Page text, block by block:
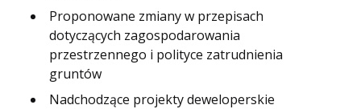
Proponowane zmiany w przepisach
dotyczących zagospodarowania
przestrzennego i polityce zatrudnienia
gruntów
Nadchodzące projekty deweloperskie